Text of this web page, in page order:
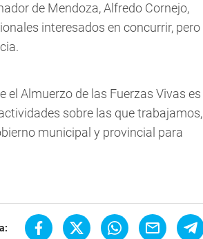
de Mendoza, Alfredo Cornejo,
interesados en concurrir, pero
el Almuerzo de las Fuerzas Vivas es
sobre las que trabajamos,
municipal y provincial para